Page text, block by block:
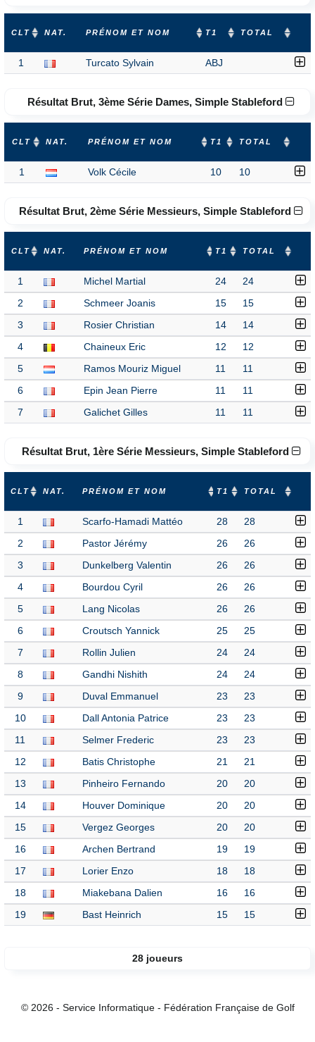
CLT NAT. PRÉNOM ET NOM T1 TOTAL
1 Turcato Sylvain ABJ
Résultat Brut, 3ème Série Dames, Simple Stableford
CLT NAT. PRÉNOM ET NOM T1 TOTAL
1 Volk Cécile 10 10
Résultat Brut, 2ème Série Messieurs, Simple Stableford
CLT NAT. PRÉNOM ET NOM T1 TOTAL
1 Michel Martial 24 24
2 Schmeer Joanis 15 15
3 Rosier Christian 14 14
4 Chaineux Eric 12 12
5 Ramos Mouriz Miguel 11 11
6 Epin Jean Pierre 11 11
7 Galichet Gilles 11 11
Résultat Brut, 1ère Série Messieurs, Simple Stableford
CLT NAT. PRÉNOM ET NOM T1 TOTAL
1 Scarfo-Hamadi Mattéo 28 28
2 Pastor Jérémy 26 26
3 Dunkelberg Valentin 26 26
4 Bourdou Cyril 26 26
5 Lang Nicolas 26 26
6 Croutsch Yannick 25 25
7 Rollin Julien 24 24
8 Gandhi Nishith 24 24
9 Duval Emmanuel 23 23
10 Dall Antonia Patrice 23 23
11 Selmer Frederic 23 23
12 Batis Christophe 21 21
13 Pinheiro Fernando 20 20
14 Houver Dominique 20 20
15 Vergez Georges 20 20
16 Archen Bertrand 19 19
17 Lorier Enzo 18 18
18 Miakebana Dalien 16 16
19 Bast Heinrich 15 15
28 joueurs
© 2026 - Service Informatique - Fédération Française de Golf